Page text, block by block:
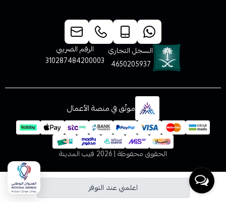
اعلمني عند التوفر
السجل التجاري
4650205937
الرقم الضريبي
310287484200003
موثّق في منصة الأعمال
الحقوق محفوظة | 2026 فيب المدينة